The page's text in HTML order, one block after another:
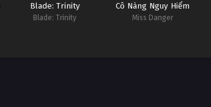
Blade: Trinity
Blade: Trinity
Cô Nàng Nguy Hiểm
Miss Danger